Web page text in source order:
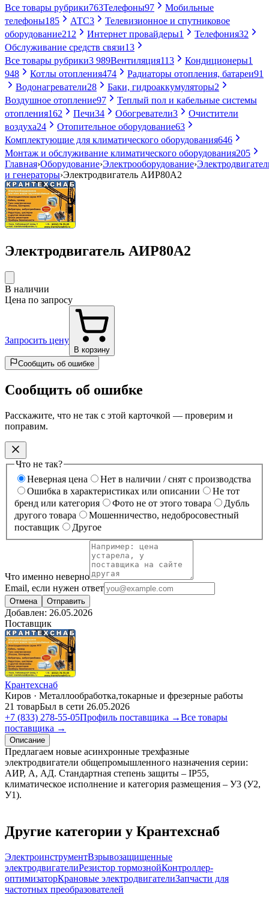
Все товары рубрики763Телефоны97
Мобильные
телефоны185 АТС3
Телевизионное и спутниковое
оборудование212 Интернет провайдеры1 Телефония32
Обслуживание средств связи13
Все товары рубрики3 989Вентиляция113 Кондиционеры1
948
Котлы отопления474 Радиаторы отопления, батареи91
Водонагреватели28 Баки, гидроаккумуляторы2
Воздушное отопление97
Теплый пол и кабельные системы
отопления162 Печи34 Обогреватели3
Очистители
воздуха24 Отопительное оборудование63
Комплектующие для климатического оборудования646
Монтаж и обслуживание климатического оборудования205
Главная›Оборудование›Электрооборудование›
и генераторы›Электродвигатель АИР80А2
Электродвигатель АИР80А2
В наличии
Цена по запросу
Запросить цену
В корзину
Сообщить об ошибке
Сообщить об ошибке
Расскажите, что не так с этой карточкой — проверим и
поправим.
Что не так?
Неверная цена
Нет в наличии / снят с производства
Ошибка в характеристиках или описании
Не тот
бренд или категория
Фото не от этого товара
Дубль
другого товара
Мошенничество, недобросовестный
поставщик
Другое
Что именно неверно
Email, если нужен ответ
Отмена Отправить
Добавлен: 26.05.2026
Поставщик
Крантехснаб
Киров · Металлообработка,токарные и фрезерные работы
21 товарБыл в сети 26.05.2026
+7 (833) 278-55-05Профиль поставщика →Все товары
поставщика →
Описание
Предлагаем новые асинхронные трехфазные
электродвигатели общепромышленного назначения серии:
АИР, А, АД. Стандартная степень защиты – IP55,
климатическое исполнение и категория размещения – У3 (У2,
У1).
Другие категории у Крантехснаб
ЭлектроинструментВзрывозащищенные
электродвигателиРезистор тормознойКонтроллер-
оптимизаторКрановые электродвигателиЗапчасти для
частотных преобразователей